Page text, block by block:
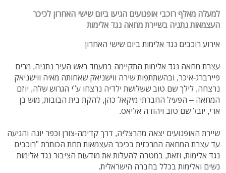
למעלה מאלף רוכבי אופנועים הגיעו ביום שישי האחרון לכיכר
העצמאות נתניה בשיירת מחאה נגד אלימות
אירוע רוכבים נגד אלימות ביום שישי האחרון
עצרת מחאה נגד אלימות התקיימה במעמד ראש העיר נתניה, מרים
פיירברג-איכר, ובהשתתפות שירה ווישניאק שאחותה מאיה ווישניאק
נרצחה, לילך שם טוב ששלושת ילדיה נרצחו ע"י הגרוש שלה, יוזם
המחאה – הפעיל החברתי מיקאל כהן, להקת בית הבובות, מוש בן
ארי, יובל שם טוב ויהודה אליאס.
שיירת האופנועים יצאה מהרצליה, דרך קדימה-צורן וכפר יונה והגיעה
עד עצרת המחאה המרכזית בכיכר העצמאות תחת הכותרת "רוכבים
נגד אלימות, וזאת, במטרה להעלות את מודעות הציבור נגד אלימות
נשים ואלימות בכלל בחברה הישראלית.